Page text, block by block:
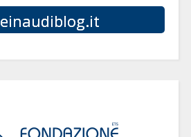
einaudiblog.it